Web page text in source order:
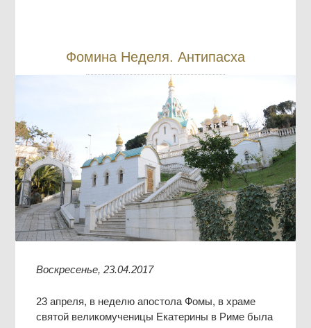
Фомина Неделя. Антипасха
Воскресенье, 23.04.2017
23 апреля, в неделю апостола Фомы, в храме
святой великомученицы Екатерины в Риме была